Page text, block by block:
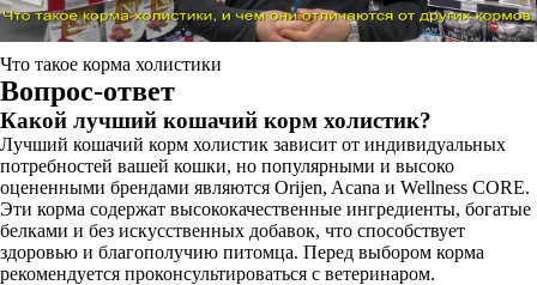
Что такое корма холистики
Вопрос-ответ
Какой лучший кошачий корм холистик?
Лучший кошачий корм холистик зависит от индивидуальных
потребностей вашей кошки, но популярными и высоко
оцененными брендами являются Orijen, Acana и Wellness CORE.
Эти корма содержат высококачественные ингредиенты, богатые
белками и без искусственных добавок, что способствует
здоровью и благополучию питомца. Перед выбором корма
рекомендуется проконсультироваться с ветеринаром.